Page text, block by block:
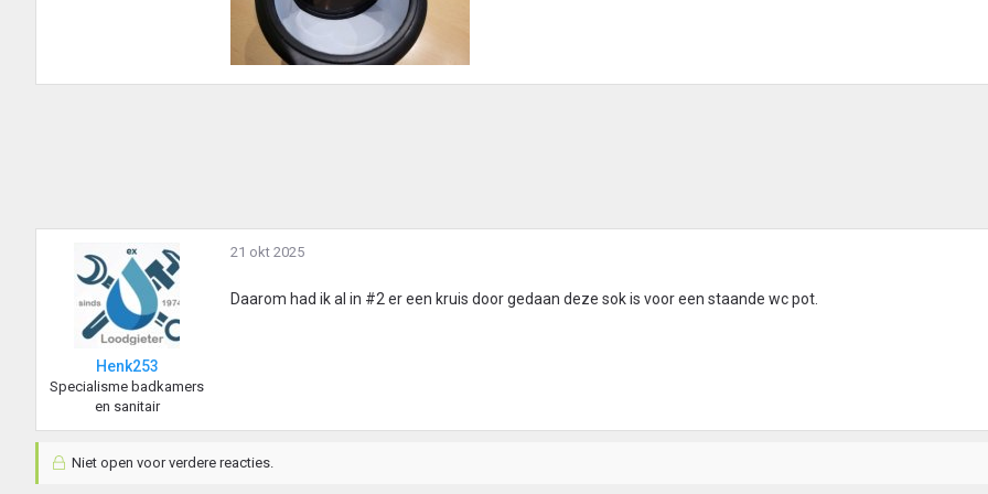
Henk253
Specialisme badkamers
en sanitair
21 okt 2025
Daarom had ik al in #2 er een kruis door gedaan deze sok is voor een staande wc pot.
Niet open voor verdere reacties.